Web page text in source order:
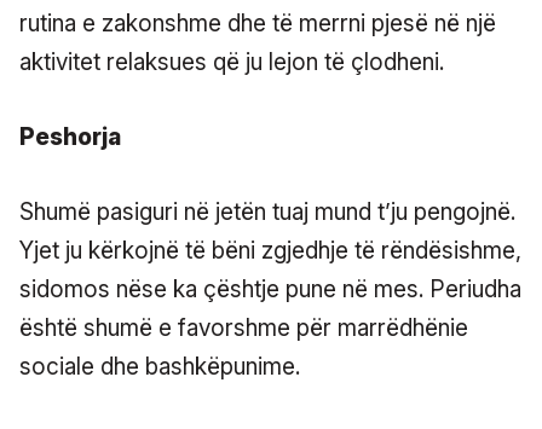
rutina e zakonshme dhe të merrni pjesë në një
aktivitet relaksues që ju lejon të çlodheni.
Peshorja
Shumë pasiguri në jetën tuaj mund t’ju pengojnë.
Yjet ju kërkojnë të bëni zgjedhje të rëndësishme,
sidomos nëse ka çështje pune në mes. Periudha
është shumë e favorshme për marrëdhënie
sociale dhe bashkëpunime.